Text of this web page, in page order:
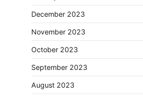
December 2023
November 2023
October 2023
September 2023
August 2023